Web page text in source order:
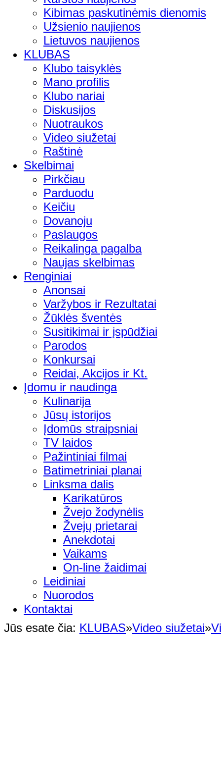
Kibimas paskutinėmis dienomis
Užsienio naujienos
Lietuvos naujienos
KLUBAS
Klubo taisyklės
Mano profilis
Klubo nariai
Diskusijos
Nuotraukos
Video siužetai
Raštinė
Skelbimai
Pirkčiau
Parduodu
Keičiu
Dovanoju
Paslaugos
Reikalinga pagalba
Naujas skelbimas
Renginiai
Anonsai
Varžybos ir Rezultatai
Žūklės šventės
Susitikimai ir įspūdžiai
Parodos
Konkursai
Reidai, Akcijos ir Kt.
Įdomu ir naudinga
Kulinarija
Jūsų istorijos
Įdomūs straipsniai
TV laidos
Pažintiniai filmai
Batimetriniai planai
Linksma dalis
Karikatūros
Žvejo žodynėlis
Žvejų prietarai
Anekdotai
Vaikams
On-line žaidimai
Leidiniai
Nuorodos
Kontaktai
Jūs esate čia: KLUBAS»Video siužetai»